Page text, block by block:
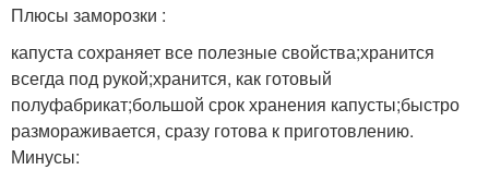
Плюсы заморозки :
капуста сохраняет все полезные свойства;хранится
всегда под рукой;хранится, как готовый
полуфабрикат;большой срок хранения капусты;быстро
размораживается, сразу готова к приготовлению.
Минусы: